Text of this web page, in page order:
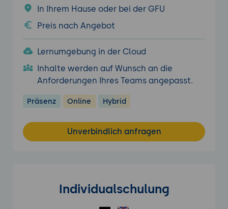
In Ihrem Hause oder bei der GFU
Preis nach Angebot
Lernumgebung in der Cloud
Inhalte werden auf Wunsch an die
Anforderungen Ihres Teams angepasst.
Präsenz Online Hybrid
Unverbindlich anfragen
Individualschulung